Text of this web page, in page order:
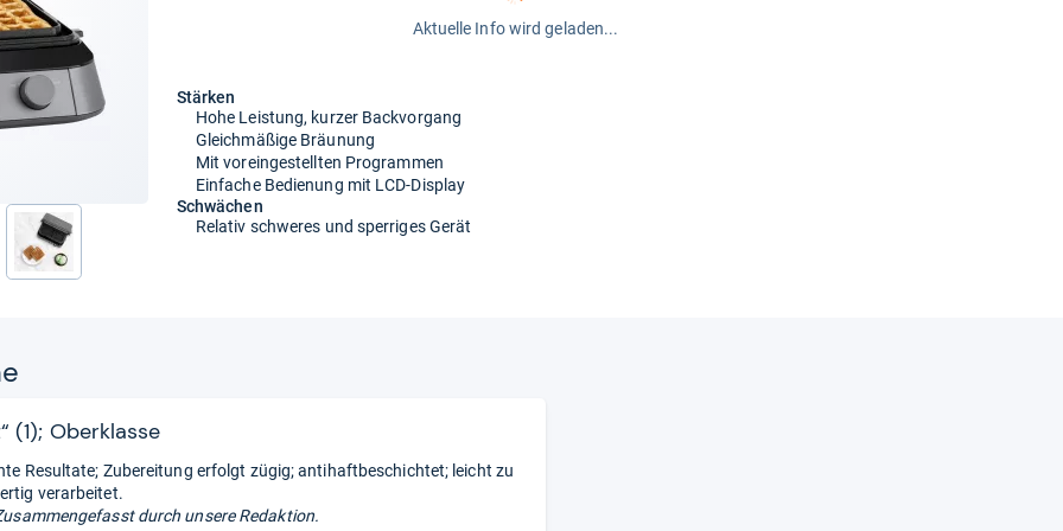
Aktuelle Info wird geladen...
Stärken
Hohe Leistung, kurzer Backvorgang
Gleichmäßige Bräunung
Mit voreingestellten Programmen
Einfache Bedienung mit LCD-Display
Schwächen
Relativ schweres und sperriges Gerät
(1); Oberklasse
Resultate; Zubereitung erfolgt zügig; antihaftbeschichtet; leicht zu
verarbeitet.
durch unsere Redaktion.